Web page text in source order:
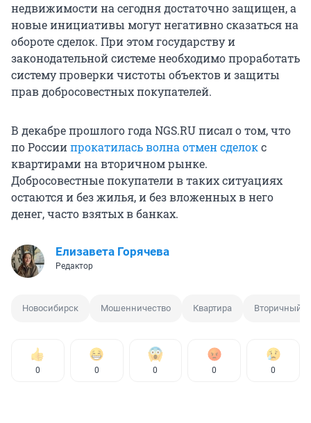
недвижимости на сегодня достаточно защищен, а
новые инициативы могут негативно сказаться на
обороте сделок. При этом государству и
законодательной системе необходимо проработать
систему проверки чистоты объектов и защиты
прав добросовестных покупателей.
В декабре прошлого года NGS.RU писал о том, что
по Россиипрокатилась волна отмен сделокс
квартирами на вторичном рынке.
Добросовестные покупатели в таких ситуациях
остаются и без жилья, и без вложенных в него
денег, часто взятых в банках.
Елизавета Горячева
Редактор
Новосибирск Мошенничество Квартира Вторичный
0 0 0 0 0